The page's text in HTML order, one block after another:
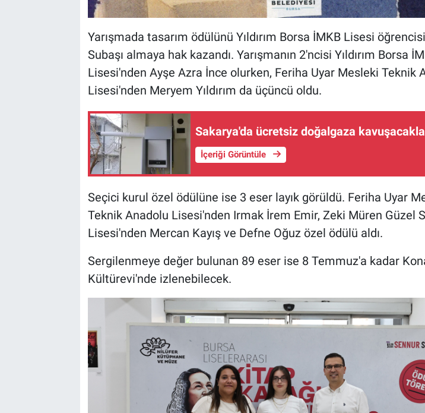
Yarışmada tasarım ödülünü Yıldırım Borsa İMKB Lisesi
Subaşı almaya hak kazandı. Yarışmanın 2'ncisi Yıldırım Borsa
Lisesi'nden Ayşe Azra İnce olurken, Feriha Uyar Mesleki Teknik
Lisesi'nden Meryem Yıldırım da üçüncü oldu.
Sakarya'da ücretsiz doğalgaza
İçeriği Görüntüle
Seçici kurul özel ödülüne ise 3 eser layık görüldü. Feriha Uyar
Teknik Anadolu Lisesi'nden Irmak İrem Emir, Zeki Müren Güzel
Lisesi'nden Mercan Kayış ve Defne Oğuz özel ödülü aldı.
Sergilenmeye değer bulunan 89 eser ise 8 Temmuz'a kadar
Kültürevi'nde izlenebilecek.